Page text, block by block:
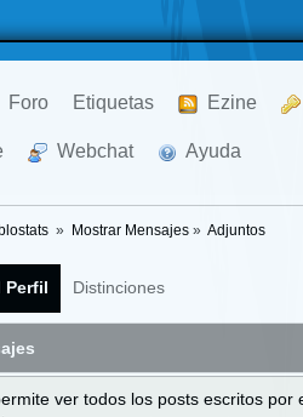
Foro Etiquetas Ezine
Webchat Ayuda
» Mostrar Mensajes» Adjuntos
Perfil Distinciones
ver todos los posts escritos